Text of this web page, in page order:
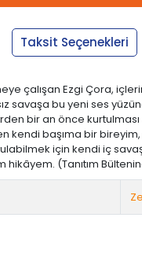
Taksit Seçenekleri
çalışan Ezgi Çora,
savaşa bu yeni ses
bir an önce
başıma bir
için kendi iç
hikâyem. (Tanıtım